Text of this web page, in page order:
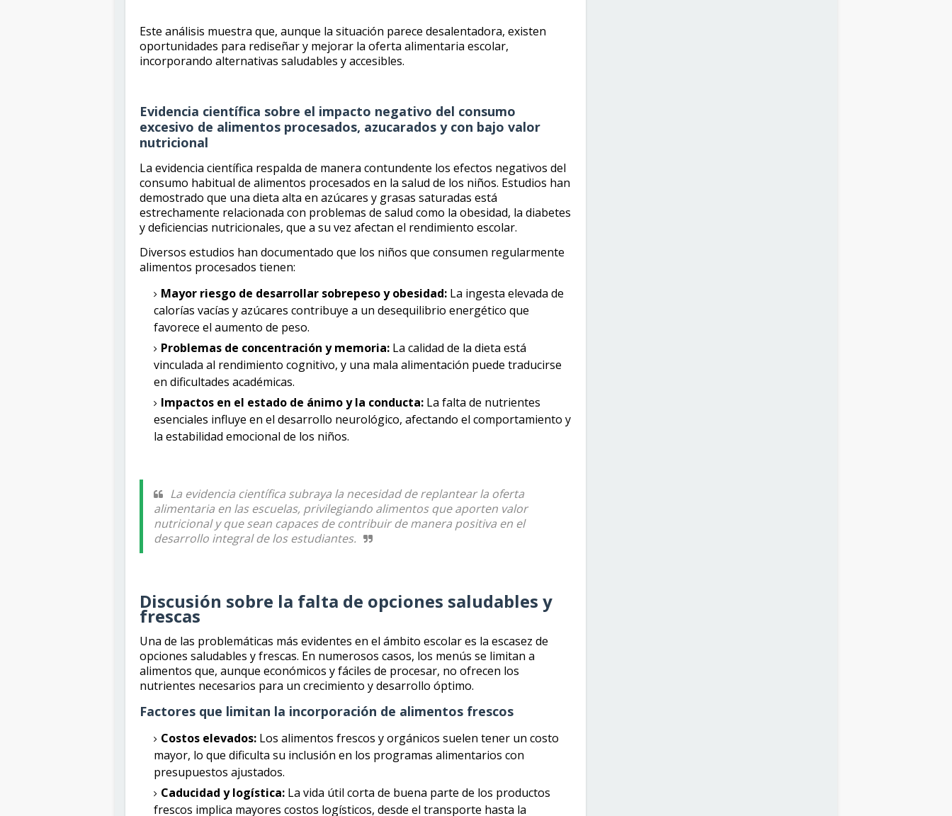
Este análisis muestra que, aunque la situación parece desalentadora, existen
oportunidades para rediseñar y mejorar la oferta alimentaria escolar,
incorporando alternativas saludables y accesibles.
Evidencia científica sobre el impacto negativo del consumo
excesivo de alimentos procesados, azucarados y con bajo valor
nutricional
La evidencia científica respalda de manera contundente los efectos negativos del
consumo habitual de alimentos procesados en la salud de los niños. Estudios han
demostrado que una dieta alta en azúcares y grasas saturadas está
estrechamente relacionada con problemas de salud como la obesidad, la diabetes
y deficiencias nutricionales, que a su vez afectan el rendimiento escolar.
Diversos estudios han documentado que los niños que consumen regularmente
alimentos procesados tienen:
Mayor riesgo de desarrollar sobrepeso y obesidad: La ingesta elevada de
calorías vacías y azúcares contribuye a un desequilibrio energético que
favorece el aumento de peso.
Problemas de concentración y memoria: La calidad de la dieta está
vinculada al rendimiento cognitivo, y una mala alimentación puede traducirse
en dificultades académicas.
Impactos en el estado de ánimo y la conducta: La falta de nutrientes
esenciales influye en el desarrollo neurológico, afectando el comportamiento y
la estabilidad emocional de los niños.
La evidencia científica subraya la necesidad de replantear la oferta
alimentaria en las escuelas, privilegiando alimentos que aporten valor
nutricional y que sean capaces de contribuir de manera positiva en el
desarrollo integral de los estudiantes.
Discusión sobre la falta de opciones saludables y
frescas
Una de las problemáticas más evidentes en el ámbito escolar es la escasez de
opciones saludables y frescas. En numerosos casos, los menús se limitan a
alimentos que, aunque económicos y fáciles de procesar, no ofrecen los
nutrientes necesarios para un crecimiento y desarrollo óptimo.
Factores que limitan la incorporación de alimentos frescos
Costos elevados: Los alimentos frescos y orgánicos suelen tener un costo
mayor, lo que dificulta su inclusión en los programas alimentarios con
presupuestos ajustados.
Caducidad y logística: La vida útil corta de buena parte de los productos
frescos implica mayores costos logísticos, desde el transporte hasta la